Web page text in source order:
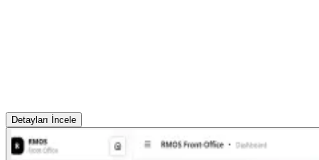
Detayları İncele